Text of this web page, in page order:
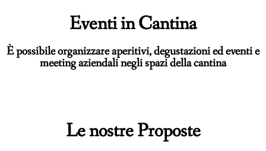
Eventi in Cantina
È possibile organizzare aperitivi, degustazioni ed eventi e
meeting aziendali negli spazi della cantina
Le nostre Proposte